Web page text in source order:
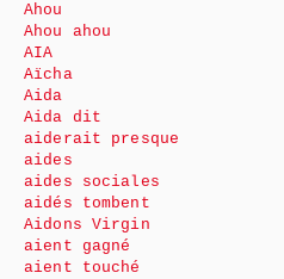
Ahou
Ahou ahou
AIA
Aïcha
Aida
Aida dit
aiderait presque
aides
aides sociales
aidés tombent
Aidons Virgin
aient gagné
aient touché